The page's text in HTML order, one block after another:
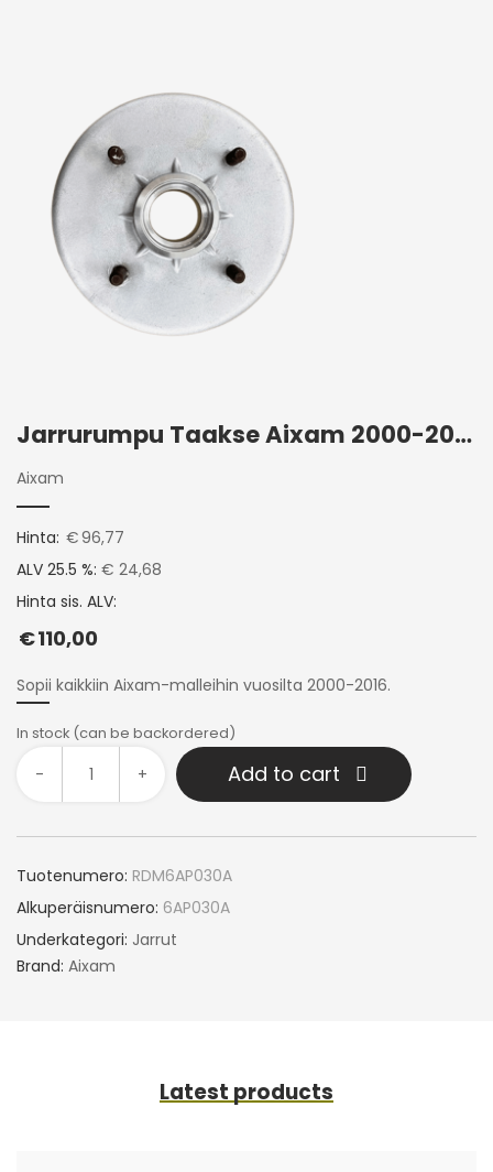
Jarrurumpu Taakse Aixam 2000-2016
Aixam
Hinta: €96,77
ALV 25.5 %: € 24,68
Hinta sis. ALV:
€110,00
Sopii kaikkiin Aixam-malleihin vuosilta 2000-2016.
In stock (can be backordered)
- + Add to cart
Tuotenumero: RDM6AP030A
Alkuperäisnumero: 6AP030A
Underkategori: Jarrut
Brand: Aixam
Latest products